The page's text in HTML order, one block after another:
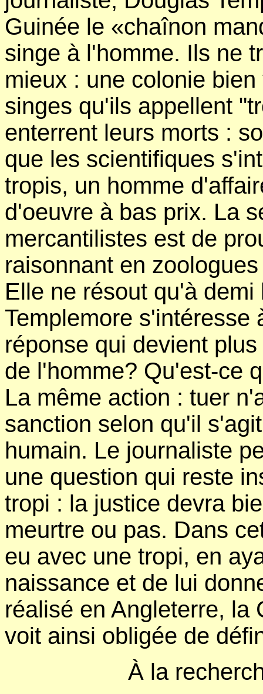
Guinée le «chaînon
singe à l'homme. Ils ne
mieux : une colonie
singes qu'ils appellent
enterrent leurs morts :
que les scientifiques
tropis, un homme
d'oeuvre à bas prix. La
mercantilistes est de
raisonnant en
Elle ne résout qu'à
Templemore s'intéresse
réponse qui devient
de l'homme? Qu'est-ce
La même action : tuer
sanction selon qu'il
humain. Le journaliste
une question qui reste
tropi : la justice devra
meurtre ou pas. Dans
eu avec une tropi, en
naissance et de lui
réalisé en Angleterre, la
voit ainsi obligée de
À la